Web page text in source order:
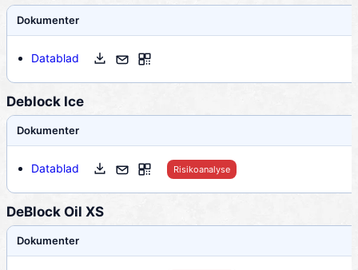
Dokumenter
Datablad
Deblock Ice
Dokumenter
Datablad Risikoanalyse
DeBlock Oil XS
Dokumenter